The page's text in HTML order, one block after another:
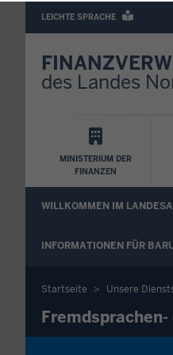
Sprachen
LEICHTE SPRACHE
des Landes
Hauptnavigation
MINISTERIUM DER
FINANZEN
WILLKOMMEN IM
INFORMATIONEN FÜR
Sie
befinden
Startseite Unsere